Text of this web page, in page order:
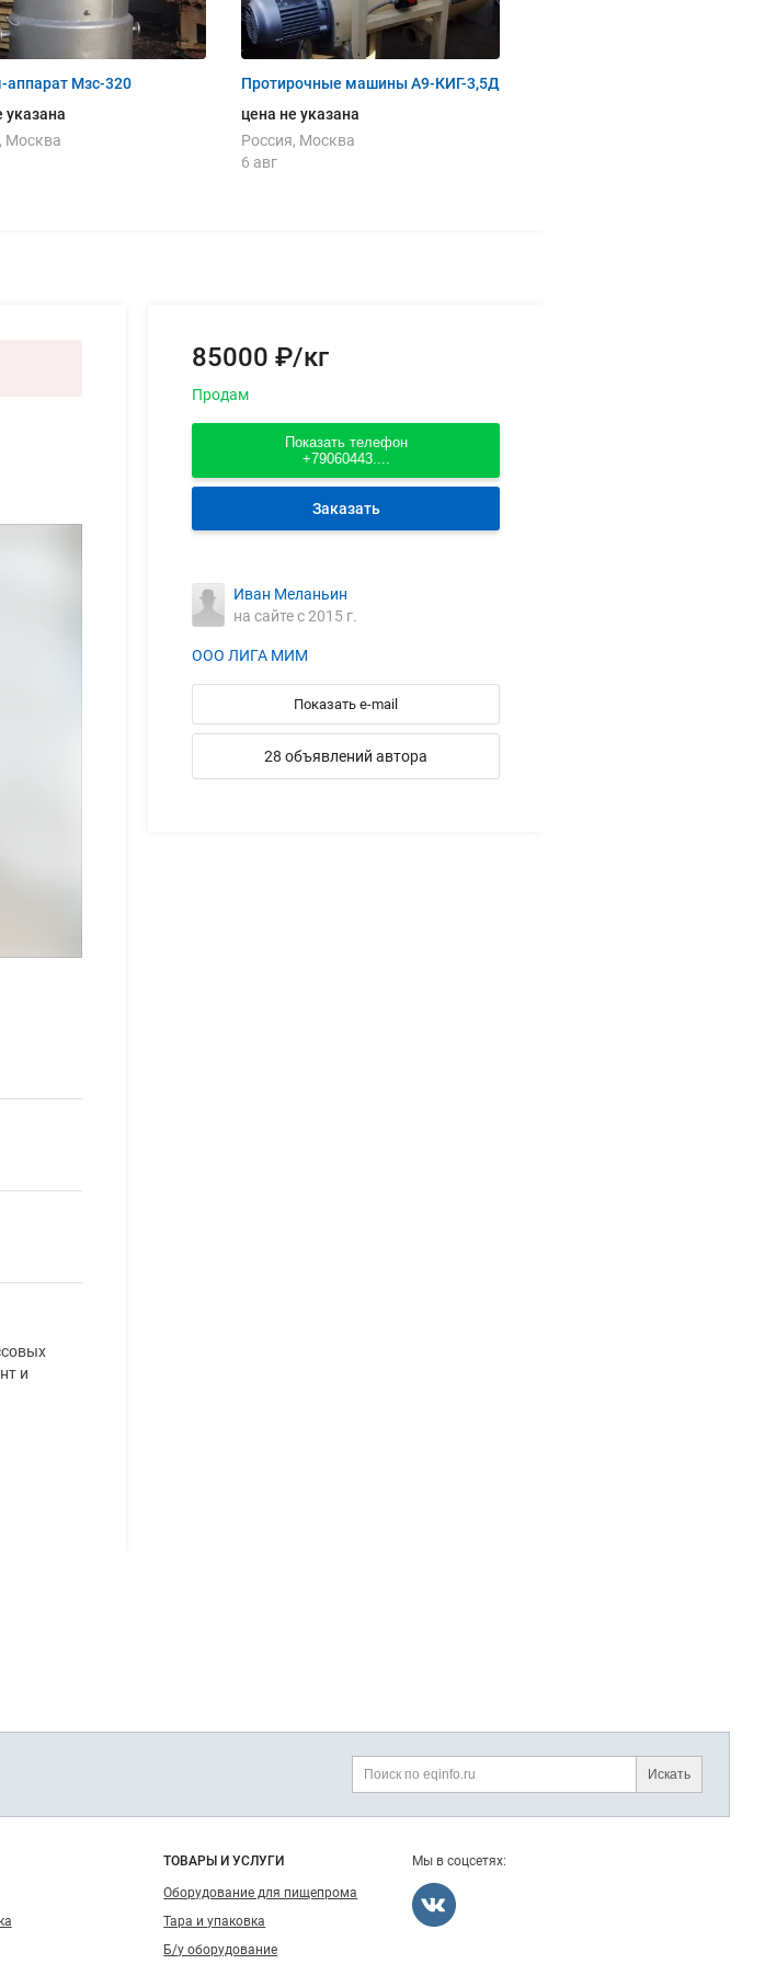
аппарат Мзс-320
указана
Москва
Протирочные машины А9-КИГ-3,5Д
цена не указана
Россия, Москва
6 авг
и
85000 ₽/кг
Продам
Показать телефон
+79060443....
Заказать
Иван Меланьин
на сайте с 2015 г.
ООО ЛИГА МИМ
Показать e-mail
28 объявлений автора
Искать
ТОВАРЫ И УСЛУГИ
Оборудование для пищепрома
Тара и упаковка
Б/у оборудование
Мы в соцсетях: